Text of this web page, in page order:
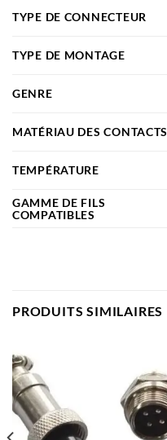
TYPE DE CONNECTEUR
TYPE DE MONTAGE
GENRE
MATÉRIAU DES CONTACTS
TEMPÉRATURE
GAMME DE FILS
COMPATIBLES
PRODUITS SIMILAIRES